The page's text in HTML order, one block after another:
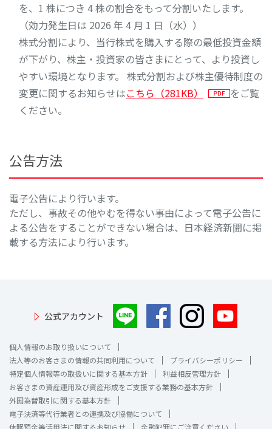
を、1 株につき 4 株の割合をもって分割いたします。
（効力発生日は 2026 年 4 月 1 日（水））
株式分割により、当行株式を購入する際の最低投資金額
が下がり、株主・投資家の皆さまにとって、より投資し
やすい環境となります。 株式分割および株主優待制度の
変更に関するお知らせはこちら（281KB）
をご覧
ください。
公告方法
電子公告により行います。
ただし、事故その他やむを得ない事由によって電子公告に
よる公告をすることができない場合は、日本経済新聞に掲
載する方法により行います。
公式アカウント
個人情報のお取り扱いについて
法人等のお客さまの情報の共同利用について
プライバシーポリシー
特定個人情報等の取扱いに関する基本方針
利益相反管理方針
お客さまの資産運用及び資産形成をご支援する業務の基本方針
外国為替取引に関する基本方針
電子決済等代行業者との連携及び協働について
休眠預金等活用法に関するお知らせ
金融犯罪にご注意ください